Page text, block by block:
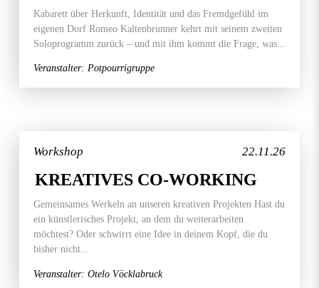
Kabarett über Herkunft, Identität und das Fremdgefühl im
eigenen Dorf Romeo Kaltenbrunner kehrt mit seinem zweiten
Soloprogramm zurück – und mit ihm kommt die Frage, was...
Veranstalter: Potpourrigruppe
22.11.26
Workshop
KREATIVES CO-WORKING
Gemeinsames Werkeln an unseren kreativen Projekten Hast du
ein künstlerisches Projekt, an dem du weiterarbeiten
möchtest? Oder schwirrt eine Idee in deinem Kopf, die du
bisher nicht...
Veranstalter: Otelo Vöcklabruck